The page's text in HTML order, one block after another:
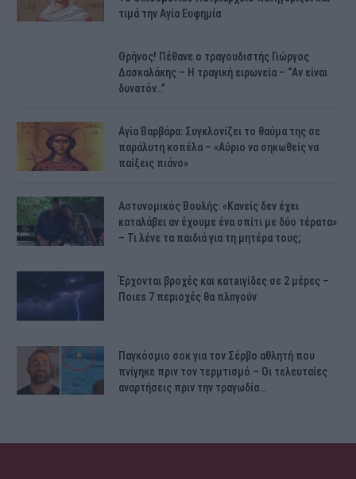
τιμά την Αγία Ευφημία
Θρήνος! Πέθανε ο τραγουδιστής Γιώργος
Δασκαλάκης – Η τραγική ειρωνεία – “Αν είναι
δυνατόν…”
Αγία Βαρβάρα: Συγκλονίζει το θαύμα της σε
παράλυτη κοπέλα – «Αύριο να σηκωθείς να
παίξεις πιάνο»
Αστυνομικός Bουλής: «Κανείς δεν έχει
καταλάβει αν έχουμε ένα σπίτι με δύο τέρατα»
– Τι λένε τα παιδιά για τη μητέρα τους;
Έρχονται βροχές και κατaιγίδες σε 2 μέpες –
Ποιεs 7 πεpιοχές θα πλnγούν
Παγκόσμιο σοκ για τον Σέρβο αθλητή που
πνίγηκε πριν τον τερμτισμό – Οι τελευταίες
αναρτήσεις πριν την τραγωδία…